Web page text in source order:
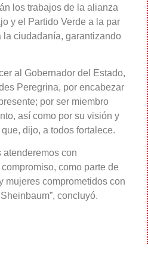
los trabajos de la alianza
y el Partido Verde a la par
la ciudadanía, garantizando
al Gobernador del Estado,
Peregrina, por encabezar
por ser miembro
así como por su visión y
dijo, a todos fortalece.
atenderemos con
como parte de
mujeres comprometidos con
concluyó.